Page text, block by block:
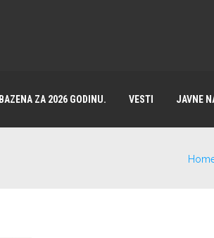
ZA 2026 GODINU. VESTI JAVNE